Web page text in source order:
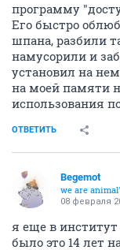
программу
Его быстро
шпана, разбили
намусорили и
установил на
на моей памяти
использования
ОТВЕТИТЬ
Begemot
we are
08 февраля
я еще в институт
было это 14 лет